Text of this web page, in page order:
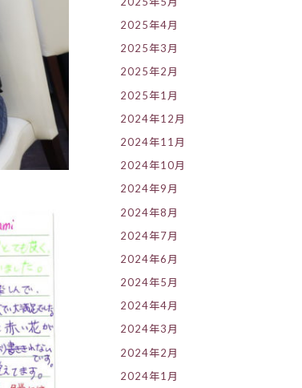
2025年4月
2025年3月
2025年2月
2025年1月
2024年12月
2024年11月
2024年10月
2024年9月
2024年8月
2024年7月
2024年6月
2024年5月
2024年4月
2024年3月
2024年2月
2024年1月